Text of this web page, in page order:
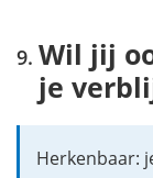
Wil jij
je
Herkenbaar: